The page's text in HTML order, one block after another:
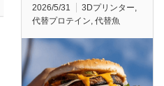
2026/5/31 3Dプリンター,
代替プロテイン, 代替魚